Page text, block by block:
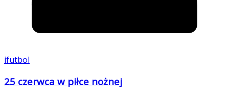
ifutbol
25 czerwca w piłce nożnej